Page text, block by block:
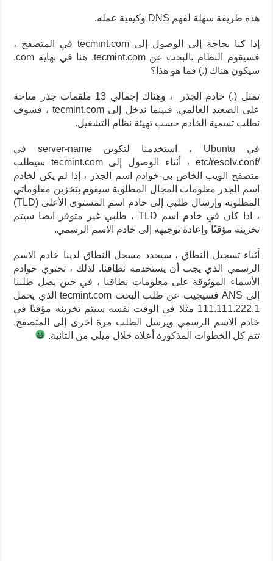
هذه طريقة سهلة لفهم DNS وكيفية عمله.
إذا كنا بحاجة إلى الوصول إلى tecmint.com في المتصفح ،
فسيقوم النظام بالبحث عن tecmint.com. هنا في نهاية com.
سيكون هناك (.) فما هو هذا؟
تمثل (.) خادم الجذر ، وهناك إجمالي 13 ملقمات جذر متاحة
على الصعيد العالمي. فبينما ندخل إلى tecmint.com ، فسوف
نطلب تسمية الخادم حسب تهيئة نظام التشغيل.
في Ubuntu ، استخدمنا لتكوين server-name في
/etc/resolv.conf ، أثناء الوصول إلى tecmint.com سيطلب
متصفح الويب الخاص بي-خوادم اسم الجذر ، إذا لم يكن لخادم
اسم الجذر معلومات المجال المطلوبة سيقوم بتخزين معلوماتي
المطلوبة وإرسال طلبي إلى خادم اسم المستوى الأعلى (TLD)
، اذا كان في خادم اسم TLD ، طلبي غير متوفر ايضا سيتم
تخزينه مؤقتًا وإعادة توجيهه إلى خادم الاسم الرسمي.
أثناء تسجيل النطاق ، سيحدد مسجل النطاق لدينا خادم الاسم
الرسمي الذي يجب أن يستخدمه نطاقنا. لذلك ، تحتوي خوادم
الأسماء الموثوقة على معلومات نطاقنا ، في حين يصل طلبنا
إلى ANS فسيجيب عن طلب البحث tecmint.com الذي يحمل
111.111.222.1 مثلا في الوقت نفسه سيتم تخزينه مؤقتًا في
خادم الاسم الرسمي ويرسل الطلب مرة أخرى إلى المتصفح.
تتم كل الخطوات المذكورة أعلاه خلال ميلي من الثانية.